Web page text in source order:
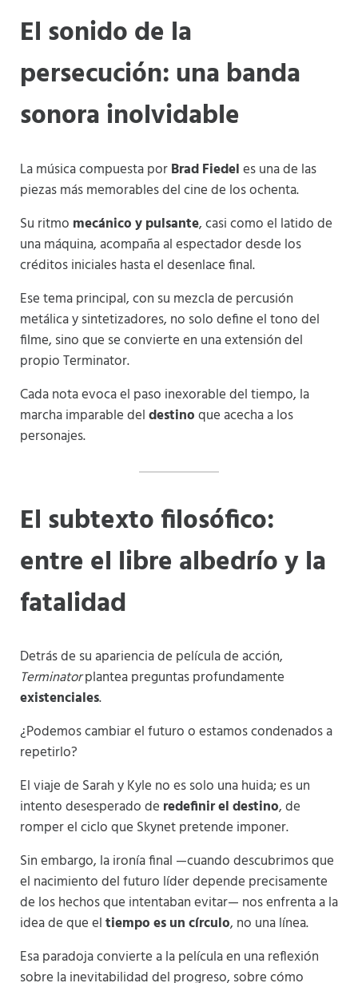
El sonido de la
persecución: una banda
sonora inolvidable
La música compuesta porBrad Fiedeles una de las
piezas más memorables del cine de los ochenta.
Su ritmo mecánico y pulsante, casi como el latido de
una máquina, acompaña al espectador desde los
créditos iniciales hasta el desenlace final.
Ese tema principal, con su mezcla de percusión
metálica y sintetizadores, no solo define el tono del
filme, sino que se convierte en una extensión del
propio Terminator.
Cada nota evoca el paso inexorable del tiempo, la
marcha imparable deldestinoque acecha a los
personajes.
El subtexto filosófico:
entre el libre albedrío y la
fatalidad
Detrás de su apariencia de película de acción,
Terminatorplantea preguntas profundamente
existenciales.
¿Podemos cambiar el futuro o estamos condenados a
repetirlo?
El viaje de Sarah y Kyle no es solo una huida; es un
intento desesperado de redefinir el destino, de
romper el ciclo que Skynet pretende imponer.
Sin embargo, la ironía final —cuando descubrimos que
el nacimiento del futuro líder depende precisamente
de los hechos que intentaban evitar— nos enfrenta a la
idea de que eltiempo es un círculo, no una línea.
Esa paradoja convierte a la película en una reflexión
sobre la inevitabilidad del progreso, sobre cómo